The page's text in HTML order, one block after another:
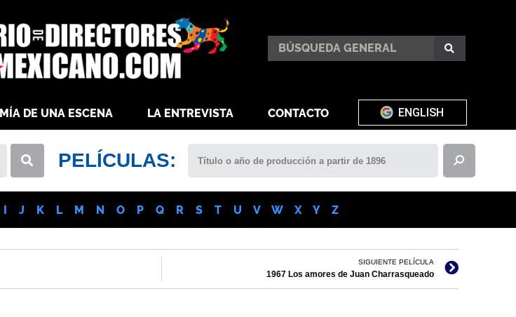
DE UNA ESCENA LA ENTREVISTA CONTACTO ENGLISH
PELÍCULAS:
I J K L M N O P Q R S T U V W X Y Z
SIGUIENTE PELÍCULA
1967 Los amores de Juan Charrasqueado